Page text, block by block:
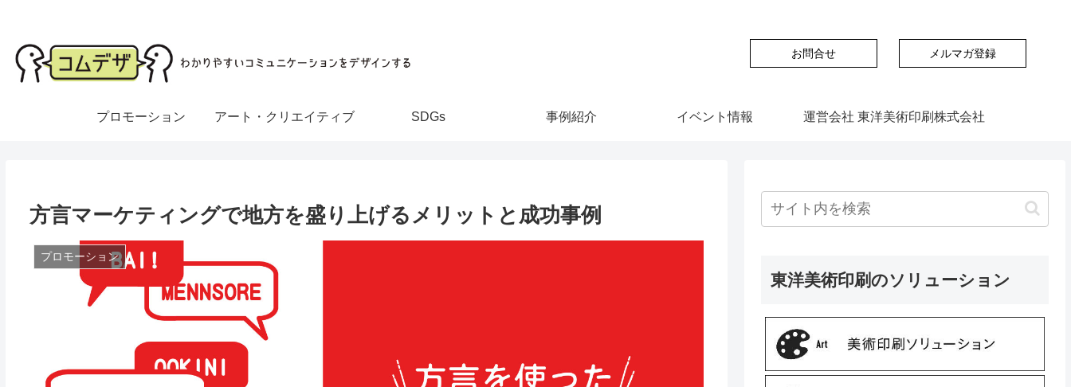
お問合せ メルマガ登録
プロモーション アート・クリエイティブ SDGs 事例紹介 イベント情報 運営会社 東洋美術印刷株式会社
方言マーケティングで地方を盛り上げるメリットと成功事例
プロモーション
東洋美術印刷のソリューション